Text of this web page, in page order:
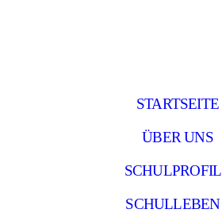
STARTSEITE
ÜBER UNS
SCHULPROFIL
SCHULLEBEN